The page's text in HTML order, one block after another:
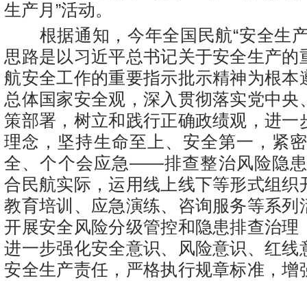
生产月”活动。
根据通知，今年全国民航“安全生产
思路是以习近平总书记关于安全生产的
航安全工作的重要指示批示精神为根本
总体国家安全观，深入贯彻落实党中央
策部署，树立和践行正确政绩观，进一
理念，坚持生命至上、安全第一，紧
全、个个会应急——排查整治风险隐患
合民航实际，运用线上线下等形式组织
教育培训、应急演练、咨询服务等系列
开展安全风险分级管控和隐患排查治理
进一步强化安全意识、风险意识、红线
安全生产责任，严格执行规章标准，增